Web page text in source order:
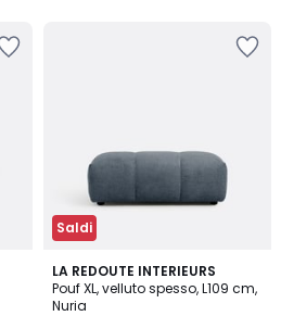
Saldi
LA REDOUTE INTERIEURS
Pouf XL, velluto spesso, L109 cm,
Nuria
6
Colori